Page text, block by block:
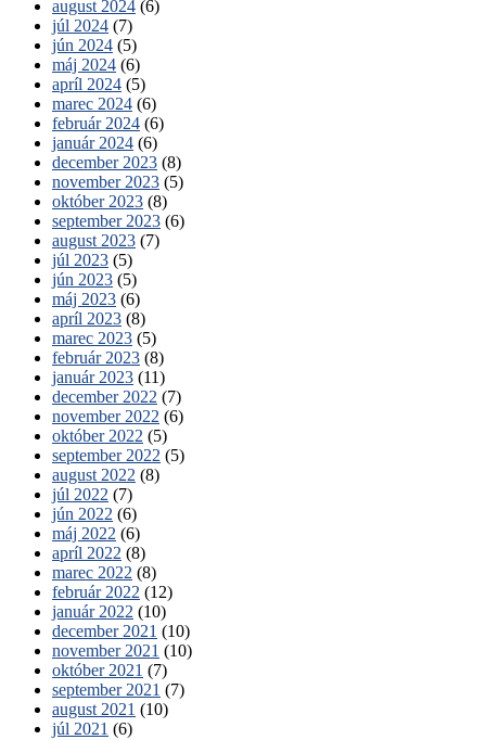
august 2024 (6)
júl 2024 (7)
jún 2024 (5)
máj 2024 (6)
apríl 2024 (5)
marec 2024 (6)
február 2024 (6)
január 2024 (6)
december 2023 (8)
november 2023 (5)
október 2023 (8)
september 2023 (6)
august 2023 (7)
júl 2023 (5)
jún 2023 (5)
máj 2023 (6)
apríl 2023 (8)
marec 2023 (5)
február 2023 (8)
január 2023 (11)
december 2022 (7)
november 2022 (6)
október 2022 (5)
september 2022 (5)
august 2022 (8)
júl 2022 (7)
jún 2022 (6)
máj 2022 (6)
apríl 2022 (8)
marec 2022 (8)
február 2022 (12)
január 2022 (10)
december 2021 (10)
november 2021 (10)
október 2021 (7)
september 2021 (7)
august 2021 (10)
júl 2021 (6)